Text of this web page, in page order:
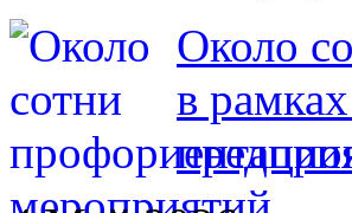
Около
в